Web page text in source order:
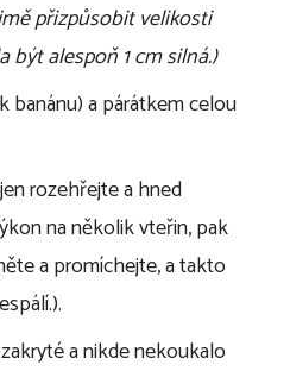
přizpůsobit velikosti
alespoň 1 cm silná.)
banánu) a párátkem celou
rozehřejte a hned
na několik vteřin, pak
a promíchejte, a takto
a nikde nekoukalo